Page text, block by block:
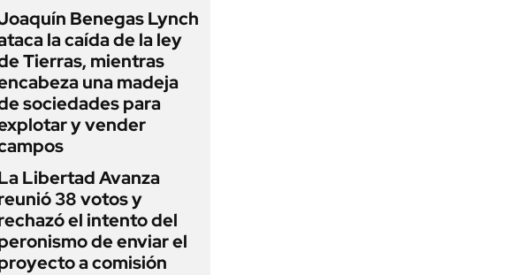
Benegas Lynch
la caída de la ley
Tierras, mientras
una madeja
sociedades para
y vender
Libertad Avanza
38 votos y
el intento del
de enviar el
a comisión